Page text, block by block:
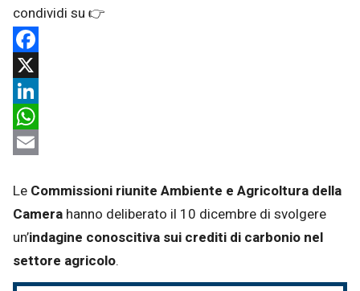
Facebook
X
LinkedIn
WhatsApp
Le Commissioni riunite Ambiente e Agricoltura della
Camera hanno deliberato il 10 dicembre di svolgere
un’indagine conoscitiva sui crediti di carbonio nel
settore agricolo.